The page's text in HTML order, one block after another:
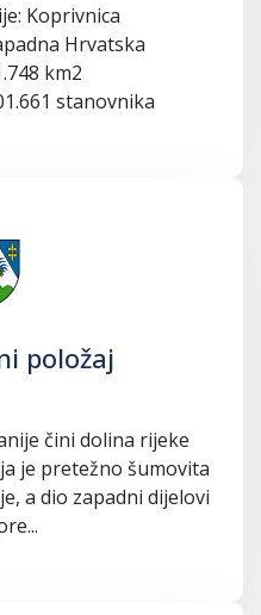
Koprivnica
Hrvatska
km2
stanovnika
položaj
čini dolina rijeke
je pretežno šumovita
a dio zapadni dijelovi